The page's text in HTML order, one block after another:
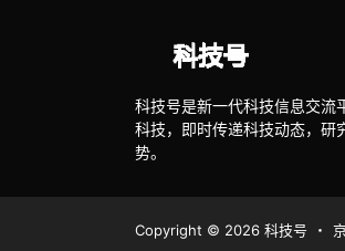
科技号是新一代科技信息交流
科技，即时传递科技动态，研
势。
Copyright © 2026 科技号 ・